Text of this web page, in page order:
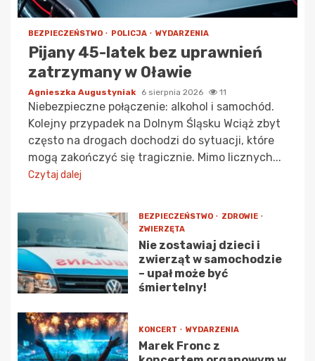
BEZPIECZEŃSTWO POLICJA WYDARZENIA
Pijany 45-latek bez uprawnień
zatrzymany w Oławie
Agnieszka Augustyniak 6 sierpnia 2026 11
Niebezpieczne połączenie: alkohol i samochód.
Kolejny przypadek na Dolnym Śląsku Wciąż zbyt
często na drogach dochodzi do sytuacji, które
mogą zakończyć się tragicznie. Mimo licznych...
Czytaj dalej
BEZPIECZEŃSTWO
ZDROWIE
ZWIERZĘTA
Nie zostawiaj dzieci i
zwierząt w samochodzie
– upał może być
śmiertelny!
KONCERT WYDARZENIA
Marek Fronc z